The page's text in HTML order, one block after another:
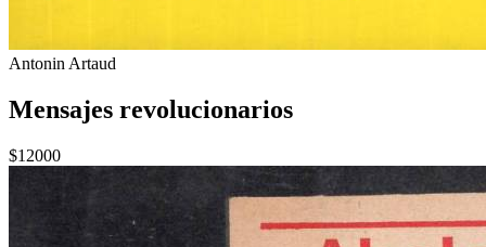
Antonin Artaud
Mensajes revolucionarios
$12000